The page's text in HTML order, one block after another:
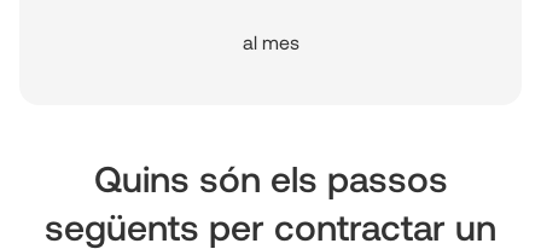
al mes
Quins són els passos
següents per contractar un